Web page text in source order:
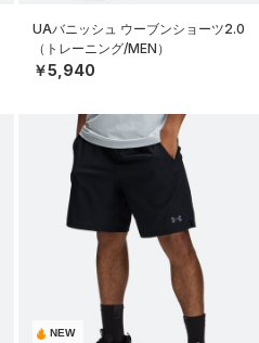
UAバニッシュ ウーブンショーツ2.0
（トレーニング/MEN）
￥5,940
NEW